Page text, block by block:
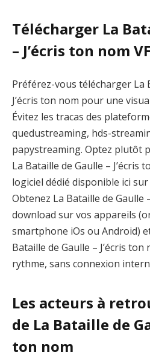
Télécharger La
– J’écris ton nom VF
Préférez-vous télécharger La
J’écris ton nom pour une
Évitez les tracas des
quedustreaming, hds-
papystreaming. Optez plutôt
La Bataille de Gaulle – J’écris
logiciel dédié disponible ici
Obtenez La Bataille de Gaulle
download sur vos appareils
smartphone iOs ou Android)
Bataille de Gaulle – J’écris
rythme, sans connexion
Les acteurs à
de La Bataille de
ton nom